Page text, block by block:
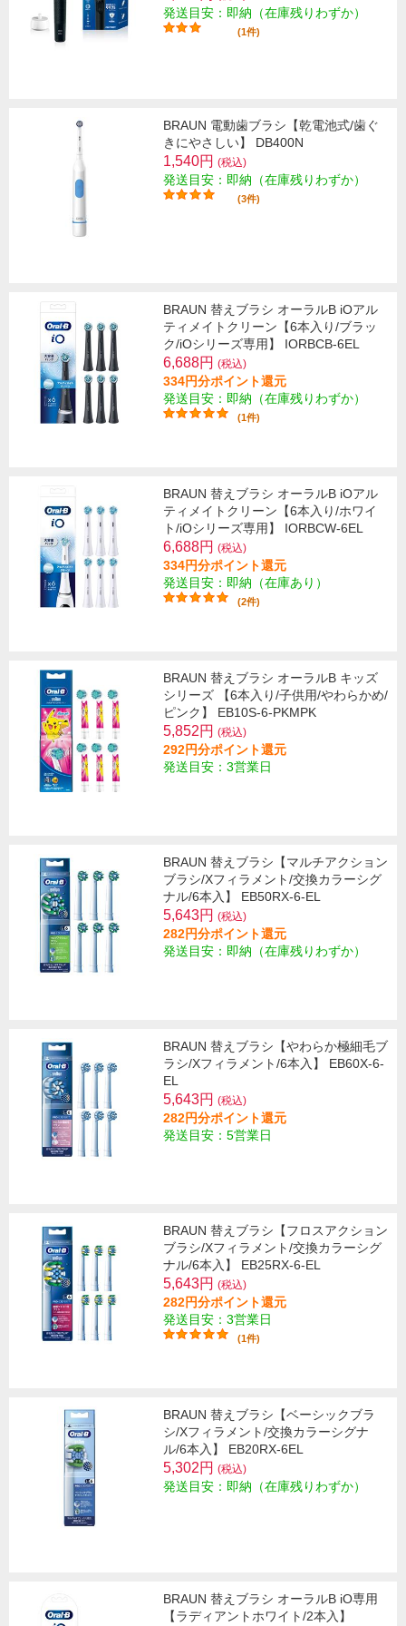
発送目安：即納（在庫残りわずか）
(1件)
BRAUN 電動歯ブラシ【乾電池式/歯ぐ
きにやさしい】 DB400N
1,540円 (税込)
発送目安：即納（在庫残りわずか）
(3件)
BRAUN 替えブラシ オーラルB iOアル
ティメイトクリーン【6本入り/ブラッ
ク/iOシリーズ専用】 IORBCB-6EL
6,688円 (税込)
334円分ポイント還元
発送目安：即納（在庫残りわずか）
(1件)
BRAUN 替えブラシ オーラルB iOアル
ティメイトクリーン【6本入り/ホワイ
ト/iOシリーズ専用】 IORBCW-6EL
6,688円 (税込)
334円分ポイント還元
発送目安：即納（在庫あり）
(2件)
BRAUN 替えブラシ オーラルB キッズ
シリーズ 【6本入り/子供用/やわらかめ/
ピンク】 EB10S-6-PKMPK
5,852円 (税込)
292円分ポイント還元
発送目安：3営業日
BRAUN 替えブラシ【マルチアクション
ブラシ/Xフィラメント/交換カラーシグ
ナル/6本入】 EB50RX-6-EL
5,643円 (税込)
282円分ポイント還元
発送目安：即納（在庫残りわずか）
BRAUN 替えブラシ【やわらか極細毛ブ
ラシ/Xフィラメント/6本入】 EB60X-6-
EL
5,643円 (税込)
282円分ポイント還元
発送目安：5営業日
BRAUN 替えブラシ【フロスアクション
ブラシ/Xフィラメント/交換カラーシグ
ナル/6本入】 EB25RX-6-EL
5,643円 (税込)
282円分ポイント還元
発送目安：3営業日
(1件)
BRAUN 替えブラシ【ベーシックブラ
シ/Xフィラメント/交換カラーシグナ
ル/6本入】 EB20RX-6EL
5,302円 (税込)
発送目安：即納（在庫残りわずか）
BRAUN 替えブラシ オーラルB iO専用
【ラディアントホワイト/2本入】